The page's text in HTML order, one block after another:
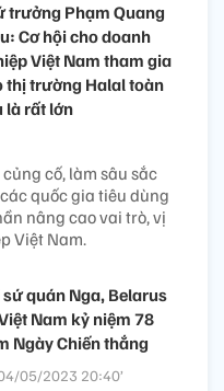
trưởng Phạm Quang
Cơ hội cho doanh
Việt Nam tham gia
thị trường Halal toàn
là rất lớn
cố, làm sâu sắc
quốc gia tiêu dùng
nâng cao vai trò, vị
Việt Nam.
quán Nga, Belarus
Nam kỷ niệm 78
Ngày Chiến thắng
05/2023 20:40’